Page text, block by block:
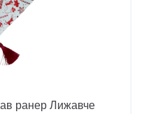
ранер Лижавче